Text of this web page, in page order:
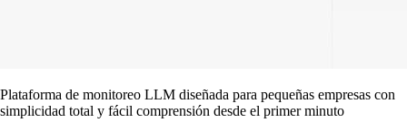
Plataforma de monitoreo LLM diseñada para pequeñas empresas con
simplicidad total y fácil comprensión desde el primer minuto